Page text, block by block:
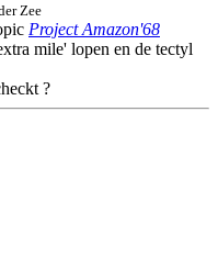
Zee
Project Amazon'68
mile' lopen en de tectyl
?